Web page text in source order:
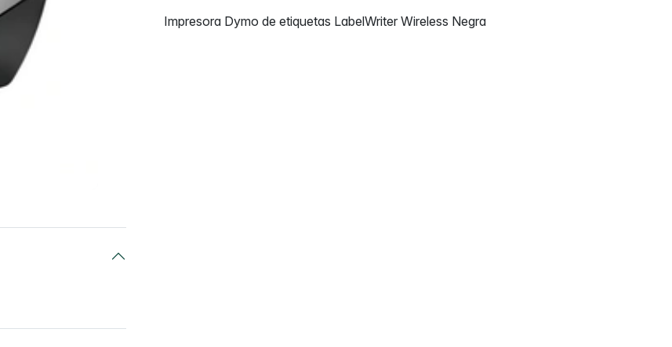
Impresora Dymo de etiquetas LabelWriter Wireless Negra